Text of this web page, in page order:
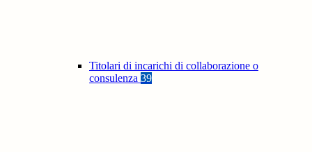
Titolari di incarichi di collaborazione o
consulenza 39